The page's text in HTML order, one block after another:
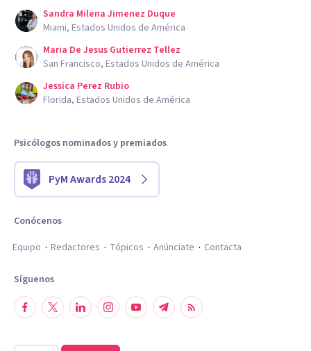
Sandra Milena Jimenez Duque
Miami, Estados Unidos de América
Maria De Jesus Gutierrez Tellez
San Francisco, Estados Unidos de América
Jessica Perez Rubio
Florida, Estados Unidos de América
Psicólogos nominados y premiados
PyM Awards 2024
Conócenos
Equipo
Redactores Tópicos Anúnciate Contacta
Síguenos